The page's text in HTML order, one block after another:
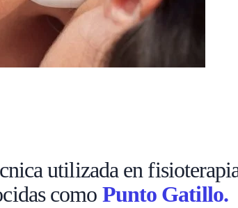
utilizada en
como Punto Gatillo.